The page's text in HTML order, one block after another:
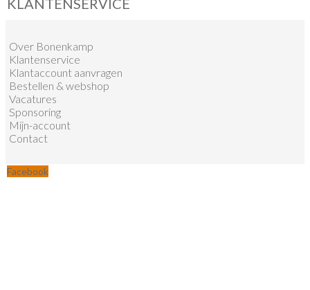
KLANTENSERVICE
Over Bonenkamp
Klantenservice
Klantaccount aanvragen
Bestellen & webshop
Vacatures
Sponsoring
Mijn-account
Contact
Facebook